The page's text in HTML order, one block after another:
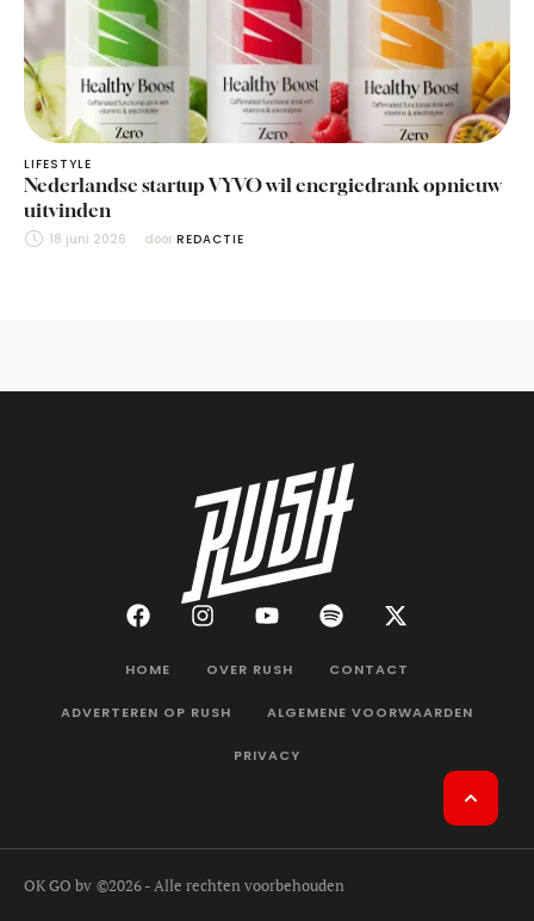
LIFESTYLE
Nederlandse startup VYVO wil energiedrank opnieuw
uitvinden
18 juni 2026 door REDACTIE
HOME OVER RUSH CONTACT
ADVERTEREN OP RUSH ALGEMENE VOORWAARDEN
PRIVACY
OK GO bv ©2026 - Alle rechten voorbehouden